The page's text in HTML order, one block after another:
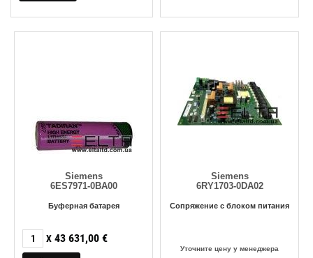
Siemens
6ES7971-0BA00
Буферная батарея
X 43 631,00 €
Siemens
6RY1703-0DA02
Сопряжение с блоком питания
Уточните цену у менеджера